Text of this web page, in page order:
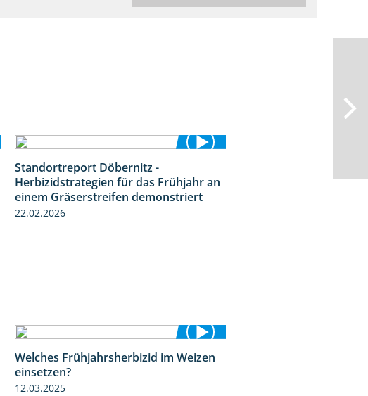
Standortreport Döbernitz -
Herbizidstrategien für das Frühjahr an
einem Gräserstreifen demonstriert
22.02.2026
1:41
Welches Frühjahrsherbizid im Weizen
einsetzen?
12.03.2025